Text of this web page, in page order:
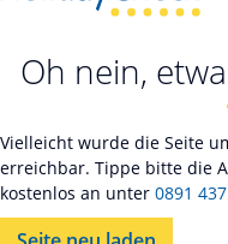
Oh nein,
Vielleicht wurde die Seite
erreichbar. Tippe bitte die
kostenlos an unter 0891